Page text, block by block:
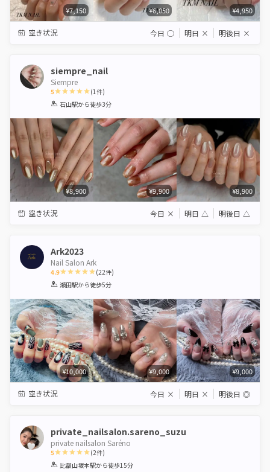
¥7,150 ¥6,050 ¥4,950
空き状況 今日 ◯ 明日 × 明後日 ×
siempre_nail
Siempre
5
1 2 3 4 5
(1件)
石山駅から徒歩3分
¥8,900 ¥9,900 ¥8,900
空き状況 今日 × 明日 △ 明後日 △
Ark2023
Nail Salon Ark
4.9
1 2 3 4 5
(22件)
瀬田駅から徒歩5分
¥10,000 ¥9,000 ¥9,000
空き状況 今日 × 明日 × 明後日 ◎
private_nailsalon.sareno_suzu
private nailsalon Saréno
5
1 2 3 4 5
(2件)
比叡山坂本駅から徒歩15分